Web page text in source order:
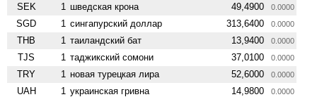
SEK 1 шведская крона 49,4900 0.0000
SGD 1 сингапурский доллар 313,6400 0.0000
THB 1 таиландский бат 13,9400 0.0000
TJS 1 таджикский сомони 37,0100 0.0000
TRY 1 новая турецкая лира 52,6000 0.0000
UAH 1 украинская гривна 14,9800 0.0000